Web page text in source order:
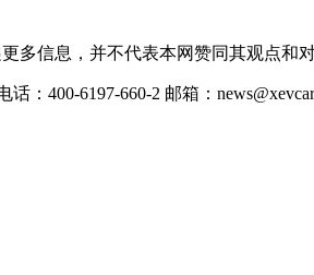
多信息，并不代表本网赞同其观点和对
400-6197-660-2 邮箱：